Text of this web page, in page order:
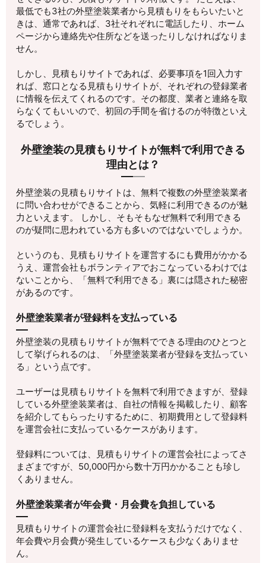
最低でも3社の外壁塗装業者から見積もりをもらいたいと
きは、通常であれば、3社それぞれに電話したり、ホーム
ページから連絡先や住所などを送ったりしなければなりま
せん。
しかし、見積もりサイトであれば、必要事項を1回入力す
れば、窓口となる見積もりサイトが、それぞれの登録業者
に情報を伝えてくれるのです。その都度、業者と連絡を取
らなくてもいいので、初回の手間を省けるのが特徴といえ
るでしょう。
外壁塗装の見積もりサイトが無料で利用できる
理由とは？
外壁塗装の見積もりサイトは、無料で複数の外壁塗装業者
に問い合わせができることから、気軽に利用できるのが魅
力といえます。 しかし、そもそもなぜ無料で利用できる
のが疑問に思われている方も多いのではないでしょうか。
というのも、見積もりサイトを運営するにも費用がかかる
うえ、運営会社もボランティアでおこなっているわけでは
ないことから、「無料で利用できる」裏には隠された秘密
があるのです。
外壁塗装業者が登録料を支払っている
外壁塗装の見積もりサイトが無料でできる理由のひとつと
して挙げられるのは、「外壁塗装業者が登録を支払ってい
る」という点です。
ユーザーは見積もりサイトを無料で利用できますが、登録
している外壁塗装業者は、自社の情報を掲載したり、顧客
を紹介してもらったりするために、初期費用として登録料
を運営会社に支払っているケースがあります。
登録料については、見積もりサイトの運営会社によってさ
まざまですが、50,000円から数十万円かかることも珍し
くありません。
外壁塗装業者が年会費・月会費を負担している
見積もりサイトの運営会社に登録料を支払うだけでなく、
年会費や月会費が発生しているケースも少なくありませ
ん。